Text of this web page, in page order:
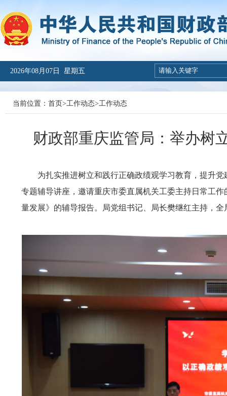
2026年08月07日 星期五
当前位置： 首页>工作动态>工作动态
财政部重庆监管局：举办树
为扎实推进树立和践行正确政绩观学习教育 ，提升
专题辅导讲座，邀请重庆市委直属机关工委主持日常工
量发展》的辅导报告。局党组书记、局长樊继红主持，